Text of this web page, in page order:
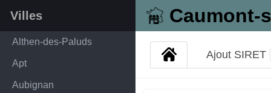
Caumont-
Villes
Althen-des-Paluds
Apt
Aubignan
Ajout SIRET